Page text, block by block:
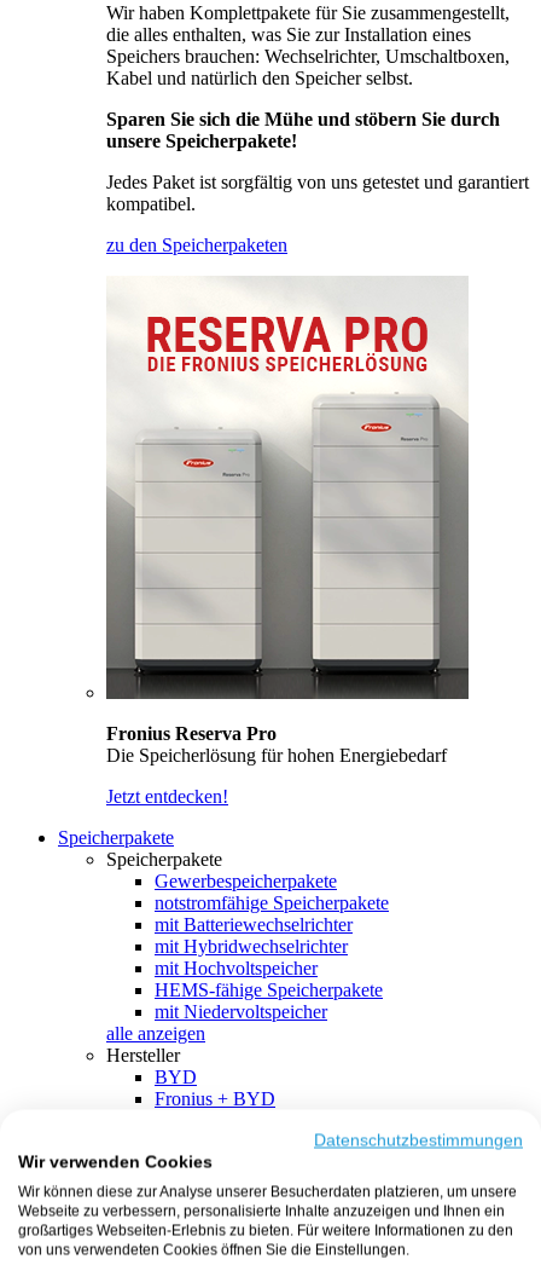
Wir haben Komplettpakete für Sie zusammengestellt,
die alles enthalten, was Sie zur Installation eines
Speichers brauchen: Wechselrichter, Umschaltboxen,
Kabel und natürlich den Speicher selbst.
Sparen Sie sich die Mühe und stöbern Sie durch
unsere Speicherpakete!
Jedes Paket ist sorgfältig von uns getestet und garantiert
kompatibel.
zu den Speicherpaketen
Fronius Reserva Pro
Die Speicherlösung für hohen Energiebedarf
Jetzt entdecken!
Speicherpakete
Speicherpakete
Gewerbespeicherpakete
notstromfähige Speicherpakete
mit Batteriewechselrichter
mit Hybridwechselrichter
mit Hochvoltspeicher
HEMS-fähige Speicherpakete
mit Niedervoltspeicher
alle anzeigen
Hersteller
BYD
Fronius + BYD
SMA + BYD
EcoFlow
EcoFlow + EcoFlow
FENECON
FENECON + FENECON
Datenschutzbestimmungen
Wir verwenden Cookies
Wir können diese zur Analyse unserer Besucherdaten platzieren, um unsere
Webseite zu verbessern, personalisierte Inhalte anzuzeigen und Ihnen ein
großartiges Webseiten-Erlebnis zu bieten. Für weitere Informationen zu den
von uns verwendeten Cookies öffnen Sie die Einstellungen.